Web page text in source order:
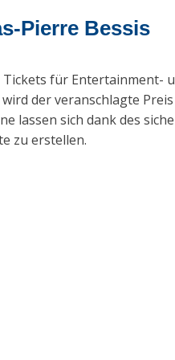
Pierre Bessis
für Entertainment-
der veranschlagte
lassen sich dank des
zu erstellen.